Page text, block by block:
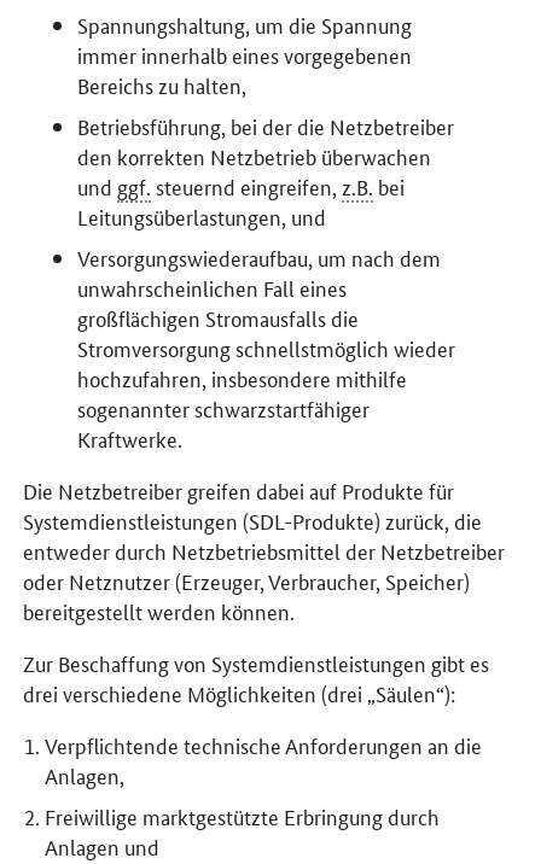
Spannungshaltung, um die Spannung
immer innerhalb eines vorgegebenen
Bereichs zu halten,
Betriebsführung, bei der die Netzbetreiber
den korrekten Netzbetrieb überwachen
und ggf. steuernd eingreifen, z.B. bei
Leitungsüberlastungen, und
Versorgungswiederaufbau, um nach dem
unwahrscheinlichen Fall eines
großflächigen Stromausfalls die
Stromversorgung schnellstmöglich wieder
hochzufahren, insbesondere mithilfe
sogenannter schwarzstartfähiger
Kraftwerke.
Die Netzbetreiber greifen dabei auf Produkte für
Systemdienstleistungen (SDL-Produkte) zurück, die
entweder durch Netzbetriebsmittel der Netzbetreiber
oder Netznutzer (Erzeuger, Verbraucher, Speicher)
bereitgestellt werden können.
Zur Beschaffung von Systemdienstleistungen gibt es
drei verschiedene Möglichkeiten (drei „Säulen“):
Verpflichtende technische Anforderungen an die
Anlagen,
Freiwillige marktgestützte Erbringung durch
Anlagen und